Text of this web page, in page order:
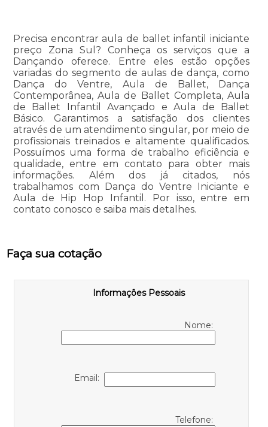
Precisa encontrar aula de ballet infantil iniciante
preço Zona Sul? Conheça os serviços que a
Dançando oferece. Entre eles estão opções
variadas do segmento de aulas de dança, como
Dança do Ventre, Aula de Ballet, Dança
Contemporânea, Aula de Ballet Completa, Aula
de Ballet Infantil Avançado e Aula de Ballet
Básico. Garantimos a satisfação dos clientes
através de um atendimento singular, por meio de
profissionais treinados e altamente qualificados.
Possuímos uma forma de trabalho eficiência e
qualidade, entre em contato para obter mais
informações. Além dos já citados, nós
trabalhamos com Dança do Ventre Iniciante e
Aula de Hip Hop Infantil. Por isso, entre em
contato conosco e saiba mais detalhes.
Faça sua cotação
Informações Pessoais
Nome:
Email:
Telefone: